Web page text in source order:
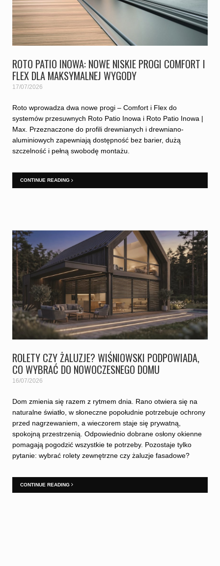
ROTO PATIO INOWA: NOWE NISKIE PROGI COMFORT I
FLEX DLA MAKSYMALNEJ WYGODY
17/07/2026
Roto wprowadza dwa nowe progi – Comfort i Flex do
systemów przesuwnych Roto Patio Inowa i Roto Patio Inowa |
Max. Przeznaczone do profili drewnianych i drewniano-
aluminiowych zapewniają dostępność bez barier, dużą
szczelność i pełną swobodę montażu.
CONTINUE READING
ROLETY CZY ŻALUZJE? WIŚNIOWSKI PODPOWIADA,
CO WYBRAĆ DO NOWOCZESNEGO DOMU
16/07/2026
Dom zmienia się razem z rytmem dnia. Rano otwiera się na
naturalne światło, w słoneczne popołudnie potrzebuje ochrony
przed nagrzewaniem, a wieczorem staje się prywatną,
spokojną przestrzenią. Odpowiednio dobrane osłony okienne
pomagają pogodzić wszystkie te potrzeby. Pozostaje tylko
pytanie: wybrać rolety zewnętrzne czy żaluzje fasadowe?
CONTINUE READING